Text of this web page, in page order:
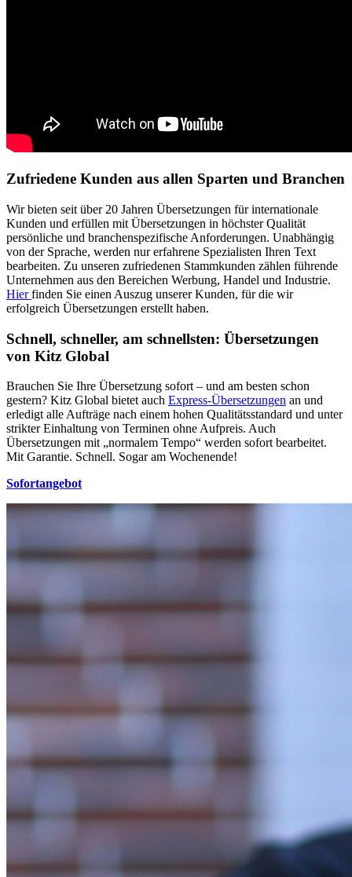
Zufriedene Kunden aus allen Sparten und Branchen
Wir bieten seit über 20 Jahren Übersetzungen für internationale
Kunden und erfüllen mit Übersetzungen in höchster Qualität
persönliche und branchenspezifische Anforderungen. Unabhängig
von der Sprache, werden nur erfahrene Spezialisten Ihren Text
bearbeiten. Zu unseren zufriedenen Stammkunden zählen führende
Unternehmen aus den Bereichen Werbung, Handel und Industrie.
Hierfinden Sie einen Auszug unserer Kunden, für die wir
erfolgreich Übersetzungen erstellt haben.
Schnell, schneller, am schnellsten: Übersetzungen
von Kitz Global
Brauchen Sie Ihre Übersetzung sofort – und am besten schon
gestern? Kitz Global bietet auch Express-Übersetzungen an und
erledigt alle Aufträge nach einem hohen Qualitätsstandard und unter
strikter Einhaltung von Terminen ohne Aufpreis. Auch
Übersetzungen mit „normalem Tempo“ werden sofort bearbeitet.
Mit Garantie. Schnell. Sogar am Wochenende!
Sofortangebot